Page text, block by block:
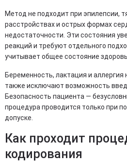
Метод не подходит при эпилепсии,
расстройствах и острых формах
недостаточности. Эти состояния
реакций и требуют отдельного
учитывает общее состояние
Беременность, лактация и аллергия
также исключают возможность
Безопасность пациента —
процедура проводится только при
допуске.
Как проходит
кодирования